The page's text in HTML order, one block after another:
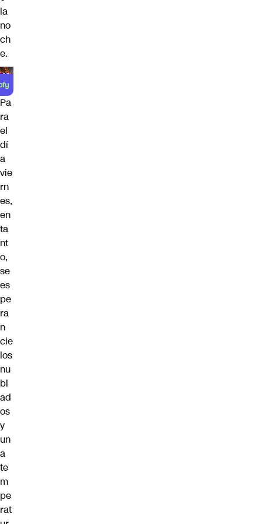
la
no
ch
e.
Pa
ra
el
dí
a
vie
rn
es,
en
ta
nt
o,
se
es
pe
ra
n
cie
los
nu
bl
ad
os
y
un
a
te
m
pe
rat